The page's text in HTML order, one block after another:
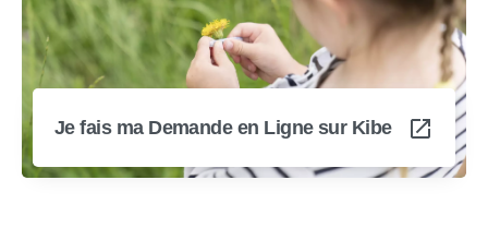
Je fais ma Demande en Ligne sur Kibe